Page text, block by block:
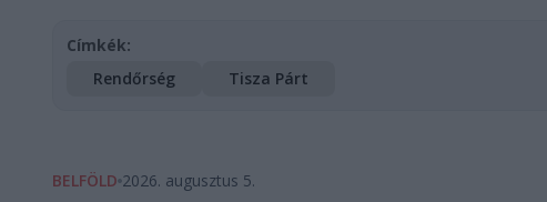
Címkék:
Rendőrség
Tisza Párt
BELFÖLD 2026. augusztus 5.